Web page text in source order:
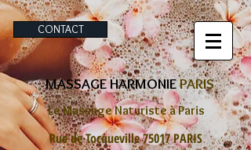
CONTACT
MASSAGE HARMONIEPARIS
Le Massage Naturiste à Paris
Rue de Tocqueville 75017 PARIS